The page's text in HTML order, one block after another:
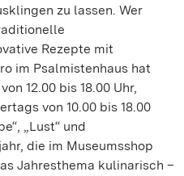
zu lassen. Wer
Rezepte mit
im Psalmistenhaus hat
12.00 bis 18.00 Uhr,
von 10.00 bis 18.00
„Lust“ und
die im Museumsshop
Jahresthema kulinarisch –